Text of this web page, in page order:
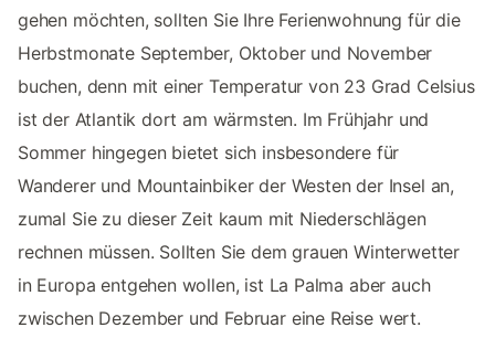
gehen möchten, sollten Sie Ihre Ferienwohnung für die
Herbstmonate September, Oktober und November
buchen, denn mit einer Temperatur von 23 Grad Celsius
ist der Atlantik dort am wärmsten. Im Frühjahr und
Sommer hingegen bietet sich insbesondere für
Wanderer und Mountainbiker der Westen der Insel an,
zumal Sie zu dieser Zeit kaum mit Niederschlägen
rechnen müssen. Sollten Sie dem grauen Winterwetter
in Europa entgehen wollen, ist La Palma aber auch
zwischen Dezember und Februar eine Reise wert.